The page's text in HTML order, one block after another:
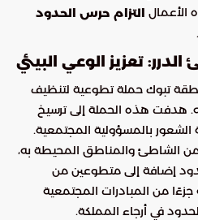
الأعمال التزام حرس الحدود
تعزيز الوعي البيئي
تبوك حملة تطوعية لتنظيف
هدفت هذه الحملة إلى ترسيخ
الشعور بالمسؤولية المجتمعية.
من الشاطئ والمناطق المحيطة به،
إضافة إلى متطوعين من
من المبادرات المجتمعية
في أرجاء المملكة.